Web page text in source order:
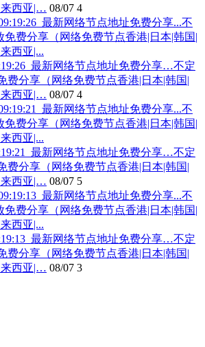
来西亚|… 08/07 4
最新网络节点地址免费分享…不定
分享（网络免费节点香港|日本|韩国|
来西亚|… 08/07 4
最新网络节点地址免费分享…不定
分享（网络免费节点香港|日本|韩国|
来西亚|… 08/07 5
最新网络节点地址免费分享…不定
分享（网络免费节点香港|日本|韩国|
来西亚|… 08/07 3